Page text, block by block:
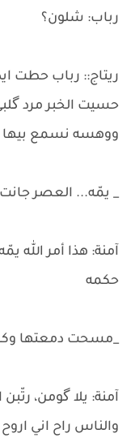
رباب: شلون؟
ريتاج:: رباب حطت
حسيت الخبر مرد
ووهسه نسمع
_ يمّه... العصر جانت
آمنة: هذا أمر الله
حكمه
_مسحت دمعتها
آمنة: يلا گومن،
والناس راح اني اروح